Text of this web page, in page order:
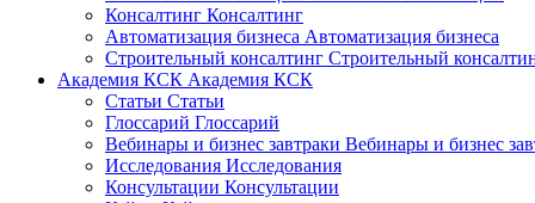
Консалтинг Консалтинг
Автоматизация бизнеса Автоматизация бизнеса
Строительный консалтинг Строительный
Академия КСК Академия КСК
Статьи Статьи
Глоссарий Глоссарий
Вебинары и бизнес завтраки Вебинары и бизнес
Исследования Исследования
Консультации Консультации